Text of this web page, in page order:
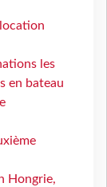
les
en bateau
Hongrie,